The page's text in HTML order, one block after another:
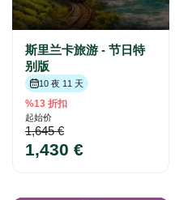
斯里兰卡旅游 - 节日特
别版
10 夜 11 天
%13 折扣
起始价
1,645 €
1,430 €